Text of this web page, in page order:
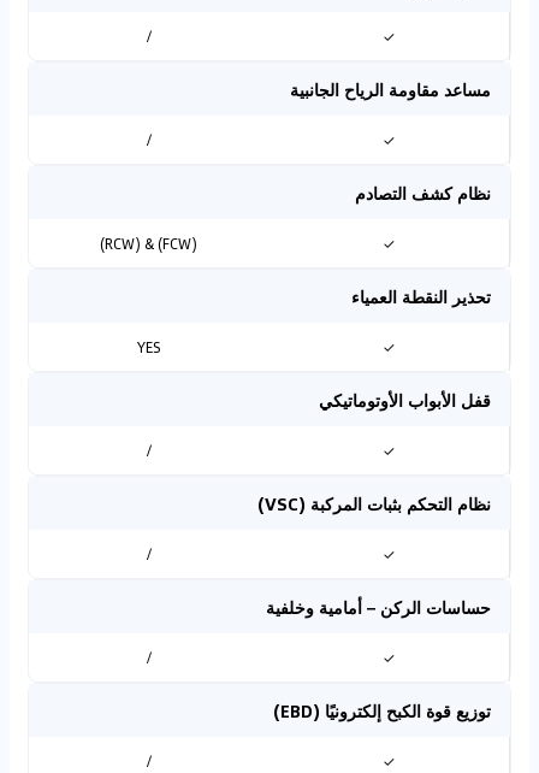
✓
/
مساعد مقاومة الرياح الجانبية
✓
/
نظام كشف التصادم
✓
(FCW) & (RCW)
تحذير النقطة العمياء
✓
YES
قفل الأبواب الأوتوماتيكي
✓
/
نظام التحكم بثبات المركبة (VSC)
✓
/
حساسات الركن – أمامية وخلفية
✓
/
توزيع قوة الكبح إلكترونيًا (EBD)
✓
/